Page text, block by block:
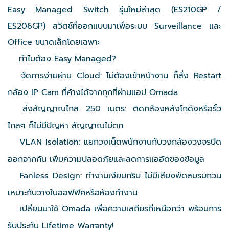
Easy Managed Switch รุ่นใหม่ล่าสุด (ES210GP /
ES206GP) สวิตช์ที่ออกแบบมาเพื่อระบบ Surveillance และ
Office ขนาดเล็กโดยเฉพาะ
ทำไมต้อง Easy Managed?
จัดการง่ายผ่าน Cloud: ไม่ต้องเข้าหน้างาน ก็สั่ง Restart
กล้อง IP Cam ที่ค้างได้จากทุกที่ผ่านแอป Omada
ส่งสัญญาณไกล 250 เมตร: ติดกล้องหลังโกดังหรือรั้ว
ไกลๆ ก็ไม่มีปัญหา สัญญาณไม่ตก
VLAN Isolation: แยกวงเน็ตพนักงานกับวงกล้องวงจรปิด
ออกจากกัน เพิ่มความปลอดภัยและลดการแออัดของข้อมูล
Fanless Design: ทำงานเงียบกริบ ไม่มีเสียงพัดลมรบกวน
เหมาะกับวางในออฟฟิศหรือห้องทำงาน
เปลี่ยนมาใช้ Omada เพื่อความเสถียรที่เหนือกว่า พร้อมการ
รับประกัน Lifetime Warranty!